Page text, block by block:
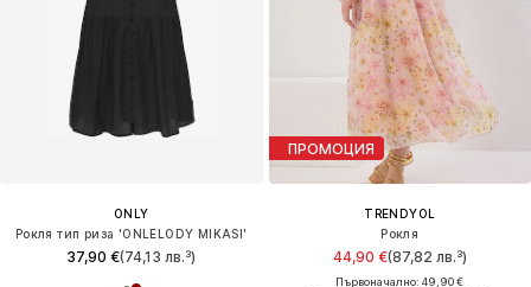
ONLY
Рокля тип риза 'ONLELODY MIKASI'
37,90 €(74,13 лв.³)
ПРОМОЦИЯ
TRENDYOL
Рокля
44,90 €(87,82 лв.³)
Първоначално: 49,90 €